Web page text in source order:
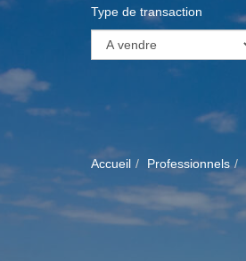
Type de transaction
Accueil Professionnels